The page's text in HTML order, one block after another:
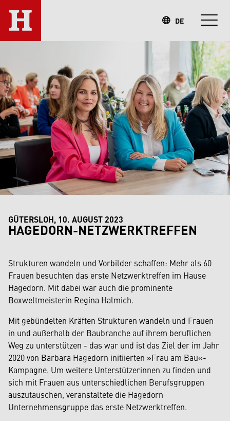
DE
GÜTERSLOH, 10. AUGUST 2023
HAGEDORN-NETZWERKTREFFEN
Strukturen wandeln und Vorbilder schaffen: Mehr als 60
Frauen besuchten das erste Netzwerktreffen im Hause
Hagedorn. Mit dabei war auch die prominente
Boxweltmeisterin Regina Halmich.
Mit gebündelten Kräften Strukturen wandeln und Frauen
in und außerhalb der Baubranche auf ihrem beruflichen
Weg zu unterstützen - das war und ist das Ziel der im Jahr
2020 von Barbara Hagedorn initiierten »Frau am Bau«-
Kampagne. Um weitere Unterstützerinnen zu finden und
sich mit Frauen aus unterschiedlichen Berufsgruppen
auszutauschen, veranstaltete die Hagedorn
Unternehmensgruppe das erste Netzwerktreffen.